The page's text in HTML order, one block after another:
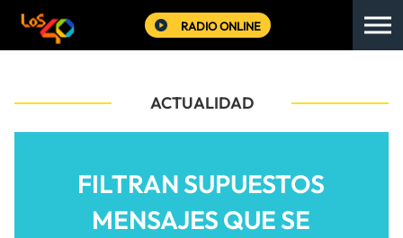
RADIO ONLINE
ACTUALIDAD
FILTRAN SUPUESTOS
MENSAJES QUE SE